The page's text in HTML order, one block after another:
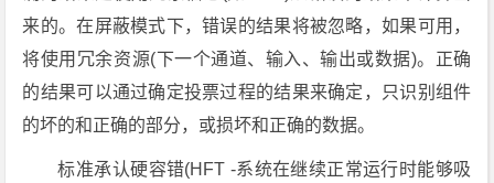
来的。在屏蔽模式下，错误的结果将被忽略，如果可用，
将使用冗余资源(下一个通道、输入、输出或数据)。正确
的结果可以通过确定投票过程的结果来确定，只识别组件
的坏的和正确的部分，或损坏和正确的数据。
标准承认硬容错(HFT -系统在继续正常运行时能够吸